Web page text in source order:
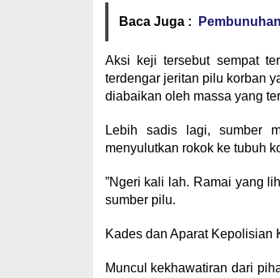
Baca Juga :
​Aksi keji tersebut sempat
terdengar jeritan pilu korban
diabaikan oleh massa yang
​Lebih sadis lagi, sumber
menyulutkan rokok ke tubuh
​”Ngeri kali lah. Ramai yang
sumber pilu.
​Kades dan Aparat Kepolisian
​Muncul kekhawatiran dari